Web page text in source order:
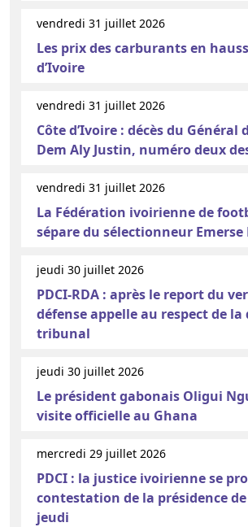
vendredi 31 juillet 2026
Les prix des carburants en
d’Ivoire
vendredi 31 juillet 2026
Côte d’Ivoire : décès du Général
Dem Aly Justin, numéro deux
vendredi 31 juillet 2026
La Fédération ivoirienne de
sépare du sélectionneur Emerse
jeudi 30 juillet 2026
PDCI-RDA : après le report du
défense appelle au respect de la
tribunal
jeudi 30 juillet 2026
Le président gabonais Oligui
visite officielle au Ghana
mercredi 29 juillet 2026
PDCI : la justice ivoirienne se
contestation de la présidence
jeudi